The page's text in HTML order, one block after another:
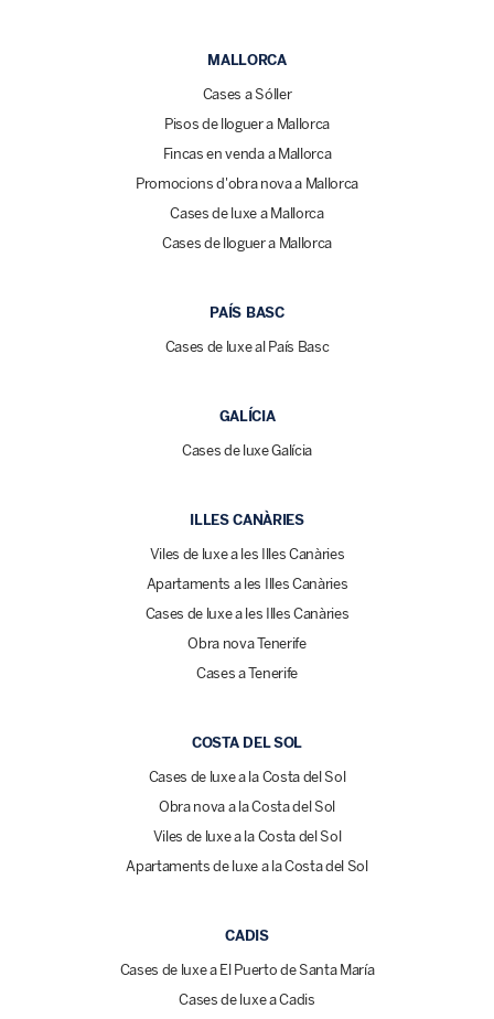
MALLORCA
Cases a Sóller
Pisos de lloguer a Mallorca
Fincas en venda a Mallorca
Promocions d'obra nova a Mallorca
Cases de luxe a Mallorca
Cases de lloguer a Mallorca
PAÍS BASC
Cases de luxe al País Basc
GALÍCIA
Cases de luxe Galícia
ILLES CANÀRIES
Viles de luxe a les Illes Canàries
Apartaments a les Illes Canàries
Cases de luxe a les Illes Canàries
Obra nova Tenerife
Cases a Tenerife
COSTA DEL SOL
Cases de luxe a la Costa del Sol
Obra nova a la Costa del Sol
Viles de luxe a la Costa del Sol
Apartaments de luxe a la Costa del Sol
CADIS
Cases de luxe a El Puerto de Santa María
Cases de luxe a Cadis